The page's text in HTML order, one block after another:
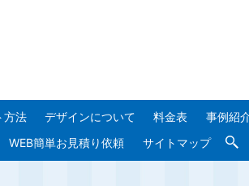
方法 デザインについて 料金表
事例紹
WEB簡単お見積り依頼 サイトマップ